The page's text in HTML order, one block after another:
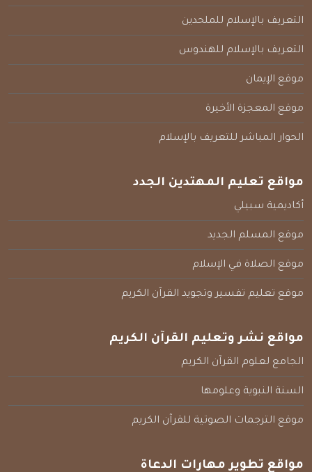
التعريف بالإسلام للملحدين
التعريف بالإسلام للهندوس
موقع الإيمان
موقع المعجزة الأخيرة
الحوار المباشر للتعريف بالإسلام
مواقع تعليم المهتدين الجدد
أكاديمية سبيلي
موقع المسلم الجديد
موقع الصلاة في الإسلام
موقع تعليم تفسير وتجويد القرآن الكريم
مواقع نشر وتعليم القرآن الكريم
الجامع لعلوم القرآن الكريم
السنة النبوية وعلومها
موقع الترجمات الصوتية للقرآن الكريم
مواقع تطوير مهارات الدعاة